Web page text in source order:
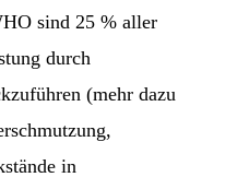
sind 25 % aller
durch
(mehr dazu
in